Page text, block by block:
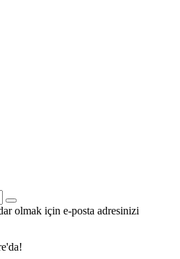
olmak için e-posta adresinizi